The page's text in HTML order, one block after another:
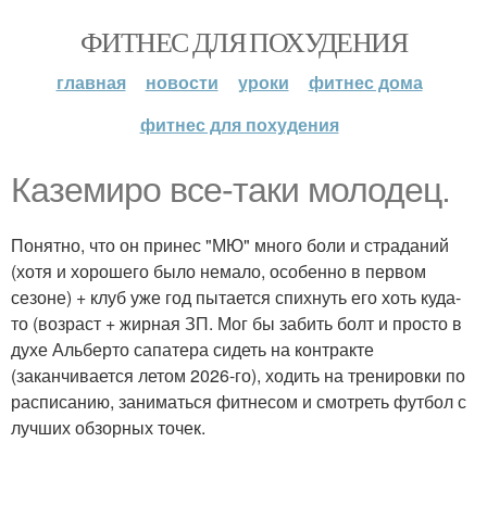
ФИТНЕС ДЛЯ ПОХУДЕНИЯ
главная новости уроки
фитнес дома
фитнес для похудения
Каземиро все-таки молодец.
Понятно, что он принес "МЮ" много боли и страданий
(хотя и хорошего было немало, особенно в первом
сезоне) + клуб уже год пытается спихнуть его хоть куда-
то (возраст + жирная ЗП. Мог бы забить болт и просто в
духе Альберто сапатера сидеть на контракте
(заканчивается летом 2026-го), ходить на тренировки по
расписанию, заниматься фитнесом и смотреть футбол с
лучших обзорных точек.